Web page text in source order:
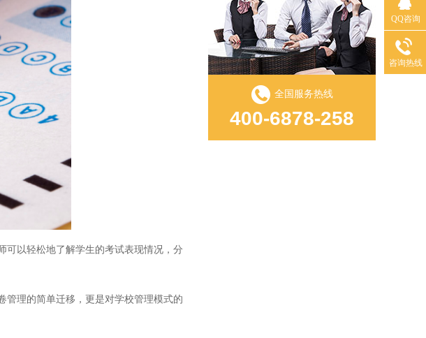
以轻松地了解学生的考试表现情况，分
理的简单迁移，更是对学校管理模式的
全国服务热线
400-6878-258
QQ咨询
咨询热线